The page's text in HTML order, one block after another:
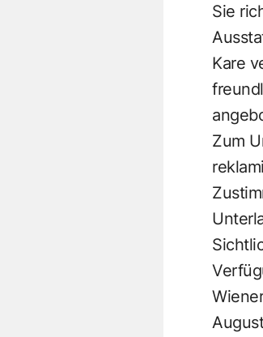
Sie
Kare
Zum